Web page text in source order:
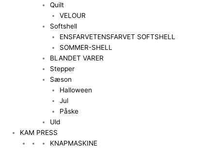
Quilt
VELOUR
Softshell
ENSFARVETENSFARVET SOFTSHELL
SOMMER-SHELL
BLANDET VARER
Stepper
Sæson
Halloween
Jul
Påske
Uld
KAM PRESS
KNAPMASKINE